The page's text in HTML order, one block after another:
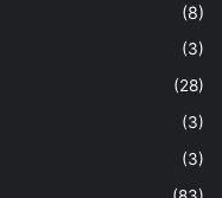
(8)
(3)
(28)
(3)
(3)